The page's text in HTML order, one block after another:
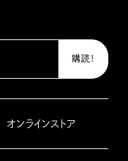
オンラインストア